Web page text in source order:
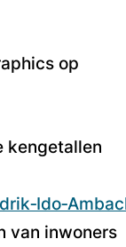
op
kengetallen
van inwoners